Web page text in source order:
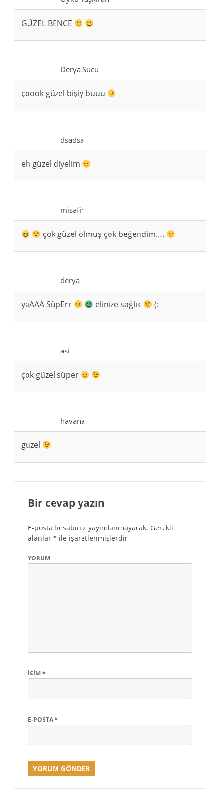
GÜZEL BENCE
Derya Sucu
çoook güzel bişiy buuu
dsadsa
eh güzel diyelim
misafir
çok güzel olmuş çok beğendim….
derya
yaAAA SüpErr elinize sağlık (:
asi
çok güzel süper
havana
guzel
Bir cevap yazın
E-posta hesabınız yayımlanmayacak. Gerekli
alanlar * ile işaretlenmişlerdir
YORUM
İSIM*
E-POSTA*